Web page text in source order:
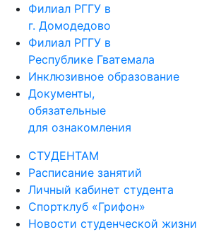
Филиал РГГУ в
г. Домодедово
Филиал РГГУ в
Республике Гватемала
Инклюзивное образование
Документы,
обязательные
для ознакомления
СТУДЕНТАМ
Расписание занятий
Личный кабинет студента
Спортклуб «Грифон»
Новости студенческой жизни